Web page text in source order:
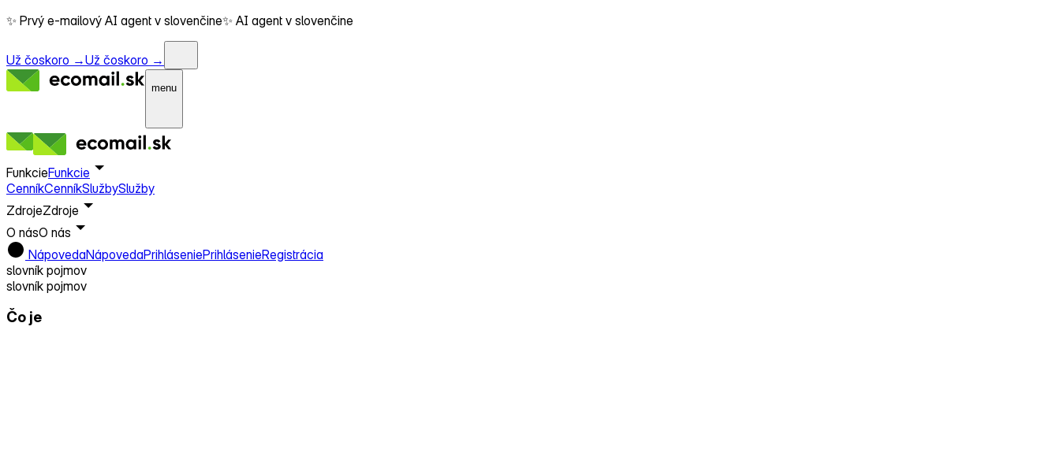
✨ Prvý e-mailový AI agent v slovenčine✨ AI agent v slovenčine
Už čoskoro →Už čoskoro →
menu
FunkcieFunkcie
CenníkCenníkSlužbySlužby
ZdrojeZdroje
O násO nás
NápovedaNápovedaPrihláseniePrihlásenieRegistrácia
slovník pojmov
slovník pojmov
Čo je